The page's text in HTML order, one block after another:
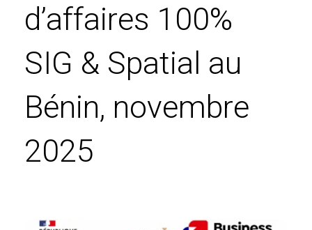
d’affaires 100%
SIG & Spatial au
Bénin, novembre
2025